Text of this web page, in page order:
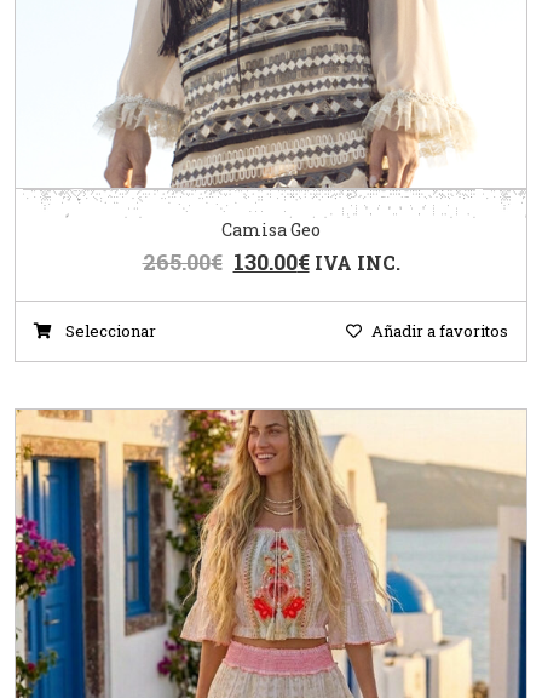
Camisa Geo
265.00€ 130.00€ IVA INC.
Seleccionar Añadir a favoritos